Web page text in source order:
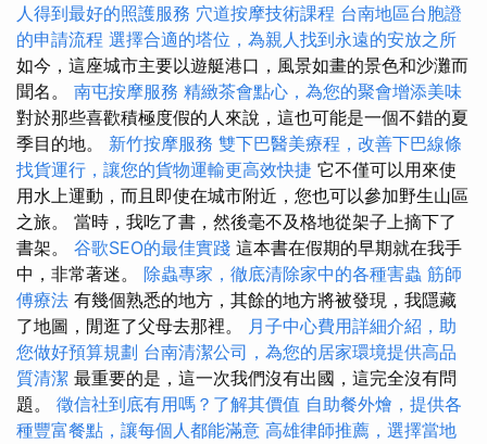
人得到最好的照護服務 穴道按摩技術課程 台南地區台胞證
的申請流程 選擇合適的塔位，為親人找到永遠的安放之所
如今，這座城市主要以遊艇港口，風景如畫的景色和沙灘而
聞名。 南屯按摩服務 精緻茶會點心，為您的聚會增添美味
對於那些喜歡積極度假的人來說，這也可能是一個不錯的夏
季目的地。 新竹按摩服務 雙下巴醫美療程，改善下巴線條
找貨運行，讓您的貨物運輸更高效快捷 它不僅可以用來使
用水上運動，而且即使在城市附近，您也可以參加野生山區
之旅。 當時，我吃了書，然後毫不及格地從架子上摘下了
書架。 谷歌SEO的最佳實踐 這本書在假期的早期就在我手
中，非常著迷。 除蟲專家，徹底清除家中的各種害蟲 筋師
傅療法 有幾個熟悉的地方，其餘的地方將被發現，我隱藏
了地圖，閒逛了父母去那裡。 月子中心費用詳細介紹，助
您做好預算規劃 台南清潔公司，為您的居家環境提供高品
質清潔 最重要的是，這一次我們沒有出國，這完全沒有問
題。 徵信社到底有用嗎？了解其價值 自助餐外燴，提供各
種豐富餐點，讓每個人都能滿意 高雄律師推薦，選擇當地